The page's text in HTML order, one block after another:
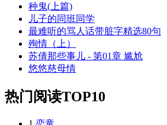
种鬼(上篇)
儿子的同班同学
最难听的骂人话带脏字精选80句
殉情（上）
苏倩那些事儿 - 第01章 尴尬
悠悠慈母情
热门阅读TOP10